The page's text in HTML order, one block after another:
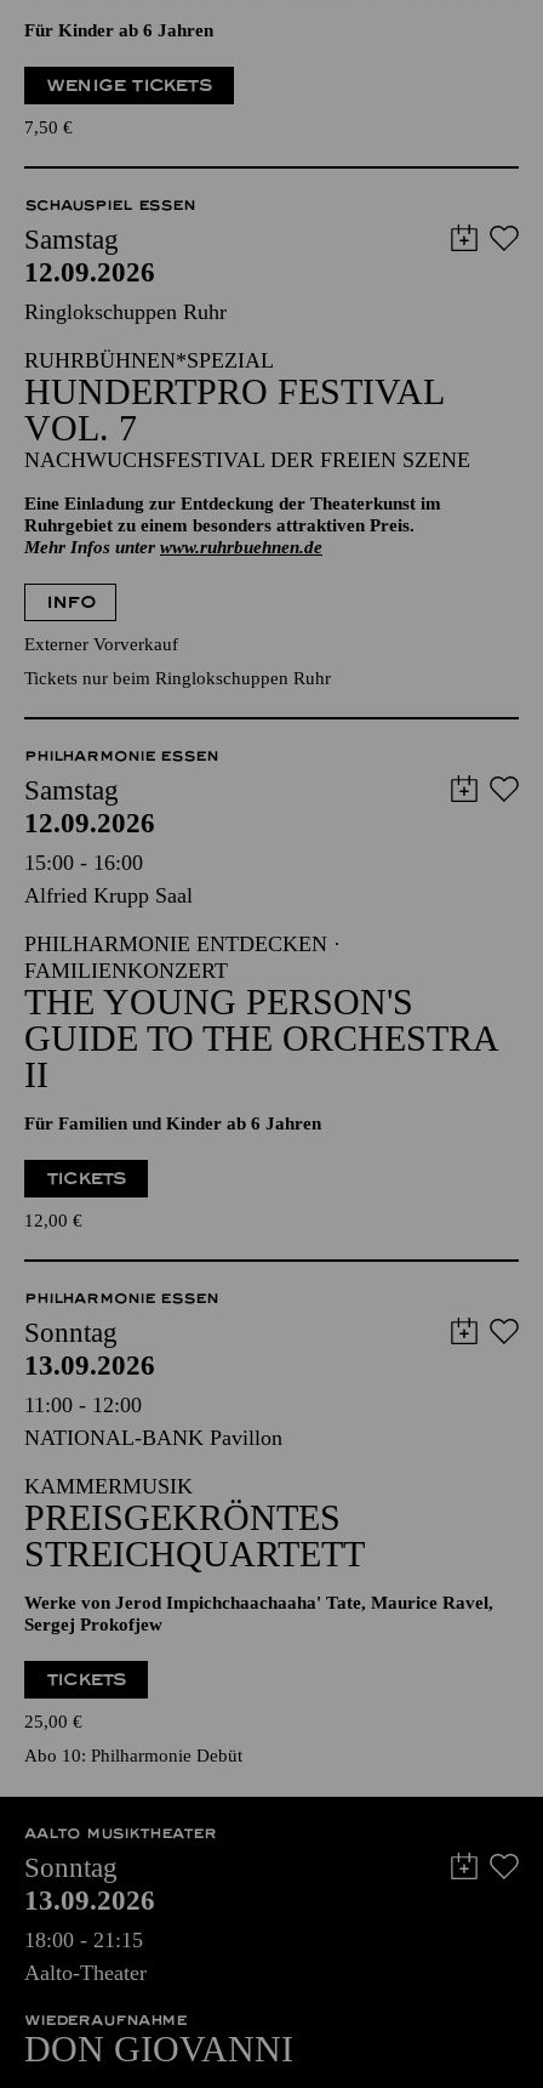
Für Kinder ab 6 Jahren
WENIGE TICKETS
7,50 €
SCHAUSPIEL ESSEN
Samstag
12.09.2026
Ringlokschuppen Ruhr
RUHRBÜHNEN*SPEZIAL
HUNDERTPRO FESTIVAL
VOL. 7
NACHWUCHSFESTIVAL DER FREIEN SZENE
Eine Einladung zur Entdeckung der Theaterkunst im
Ruhrgebiet zu einem besonders attraktiven Preis.
Mehr Infos unter www.ruhrbuehnen.de
INFO
Externer Vorverkauf
Tickets nur beim Ringlokschuppen Ruhr
PHILHARMONIE ESSEN
Samstag
12.09.2026
15:00 - 16:00
Alfried Krupp Saal
PHILHARMONIE ENTDECKEN ·
FAMILIENKONZERT
THE YOUNG PERSON'S
GUIDE TO THE ORCHESTRA
II
Für Familien und Kinder ab 6 Jahren
TICKETS
12,00 €
PHILHARMONIE ESSEN
Sonntag
13.09.2026
11:00 - 12:00
NATIONAL-BANK Pavillon
KAMMERMUSIK
PREISGEKRÖNTES
STREICHQUARTETT
Werke von Jerod Impichchaachaaha' Tate, Maurice Ravel,
Sergej Prokofjew
TICKETS
25,00 €
Abo 10: Philharmonie Debüt
AALTO MUSIKTHEATER
Sonntag
13.09.2026
18:00 - 21:15
Aalto-Theater
WIEDERAUFNAHME
DON GIO­VANNI